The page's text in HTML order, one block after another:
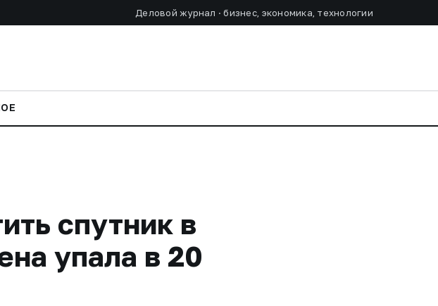
Деловой журнал · бизнес, экономика, технологии
спутник в
упала в 20